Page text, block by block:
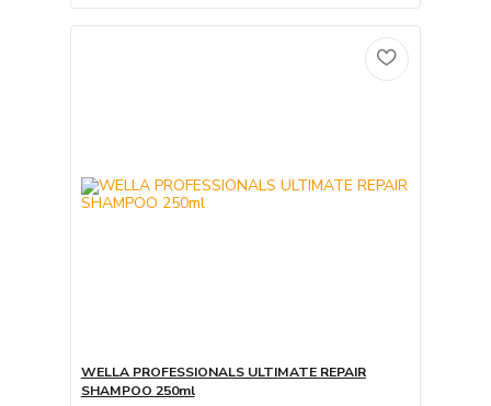
WELLA PROFESSIONALS ULTIMATE REPAIR
SHAMPOO 250ml